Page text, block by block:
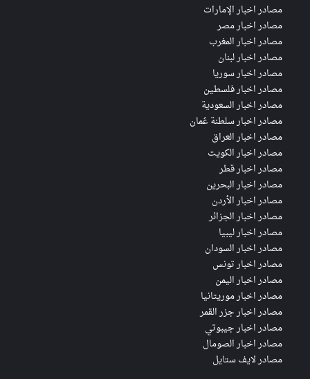
مصادر اخبار الإمارات
مصادر اخبار مصر
مصادر اخبار المغرب
مصادر اخبار لبنان
مصادر اخبار سوريا
مصادر اخبار فلسطين
مصادر اخبار السعودية
مصادر اخبار سلطنة عُمان
مصادر اخبار العراق
مصادر اخبار الكويت
مصادر اخبار قطر
مصادر اخبار البحرين
مصادر اخبار الأردن
مصادر اخبار الجزائر
مصادر اخبار ليبيا
مصادر اخبار السودان
مصادر اخبار تونس
مصادر اخبار اليمن
مصادر اخبار موريتانيا
مصادر اخبار جزر القمر
مصادر اخبار جيبوتي
مصادر اخبار الصومال
مصادر لايف ستايل